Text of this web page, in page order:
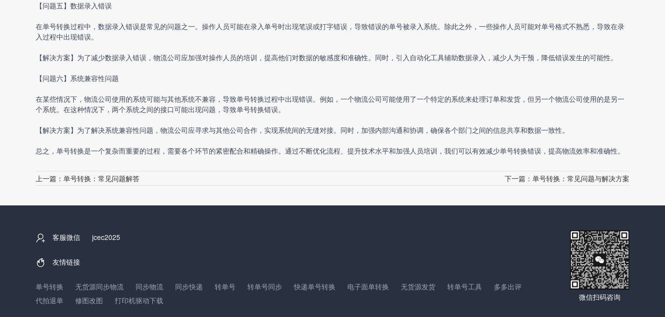
【问题五】数据录入错误
在单号转换过程中，数据录入错误是常见的问题之一。操作人员可能在录入单号时出现笔误或打字错误，导致错误的单号被录入系统。除此之外，一些操作人员可能对单号格式不熟悉，导致在录
入过程中出现错误。
【解决方案】为了减少数据录入错误，物流公司应加强对操作人员的培训，提高他们对数据的敏感度和准确性。同时，引入自动化工具辅助数据录入，减少人为干预，降低错误发生的可能性。
【问题六】系统兼容性问题
在某些情况下，物流公司使用的系统可能与其他系统不兼容，导致单号转换过程中出现错误。例如，一个物流公司可能使用了一个特定的系统来处理订单和发货，但另一个物流公司使用的是另一
个系统。在这种情况下，两个系统之间的接口可能出现问题，导致单号转换错误。
【解决方案】为了解决系统兼容性问题，物流公司应寻求与其他公司合作，实现系统间的无缝对接。同时，加强内部沟通和协调，确保各个部门之间的信息共享和数据一致性。
总之，单号转换是一个复杂而重要的过程，需要各个环节的紧密配合和精确操作。通过不断优化流程、提升技术水平和加强人员培训，我们可以有效减少单号转换错误，提高物流效率和准确性。
上一篇： 单号转换：常见问题解答 下一篇： 单号转换：常见问题与解决方案
客服微信 jcec2025
友情链接
单号转换 无货源同步物流 同步物流 同步快递 转单号 转单号同步 快递单号转换 电子面单转换 无货源发货 转单号工具
多多出评
代拍退单
修图改图 打印机驱动下载 微信扫码咨询